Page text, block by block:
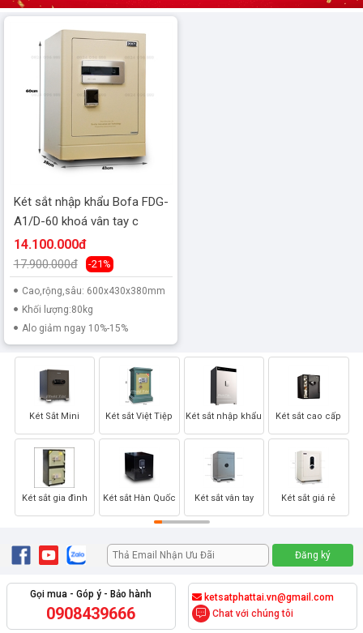
Két sắt nhập khẩu Bofa FDG-
A1/D-60 khoá vân tay c
14.100.000đ
17.900.000đ -21%
Cao,rộng,sâu: 600x430x380mm
Khối lượng:80kg
Alo giảm ngay 10%-15%
Két Sắt Mini
Két sắt gia đình
Két sắt Việt Tiệp
Két sắt Hàn Quốc
Két sắt nhập khẩu
Két sắt vân tay
Két sắt cao cấp
Két sắt giá rẻ
Gọi mua - Góp ý - Bảo hành
0908439666
ketsatphattai.vn@gmail.com
Chat với chúng tôi